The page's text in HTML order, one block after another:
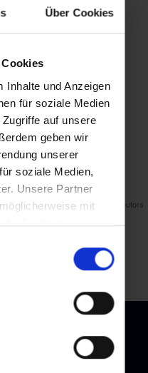
Über Cookies
Inhalte und Anzeigen
für soziale Medien
auf unsere
geben wir
unserer
soziale Medien,
Unsere Partner
mit
Sie ihnen
haben.
Map data ©OpenStreetMap contributors